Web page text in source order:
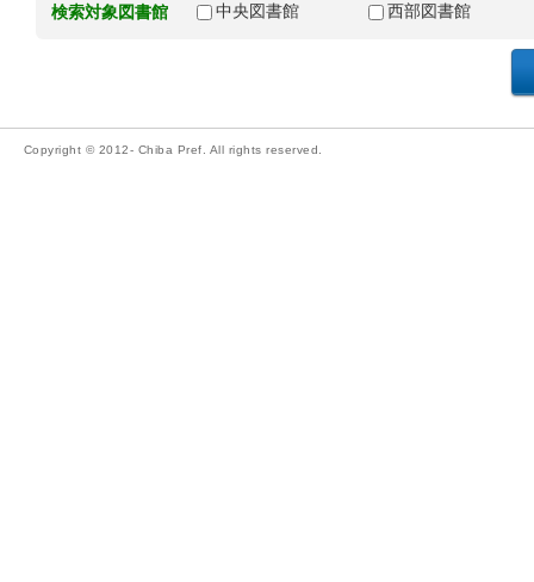
検索対象図書館 中央図書館 西部図書館
Copyright © 2012- Chiba Pref. All rights reserved.